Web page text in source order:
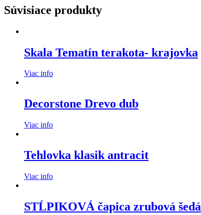
Súvisiace produkty
Skala Tematín terakota- krajovka
Viac info
Decorstone Drevo dub
Viac info
Tehlovka klasik antracit
Viac info
STĹPIKOVÁ čapica zrubová šedá